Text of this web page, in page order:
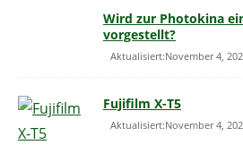
Wird zur Photokina
vorgestellt?
Aktualisiert:November 4,
Fujifilm X-T5
Aktualisiert:November 4,